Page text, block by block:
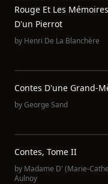
Rouge Et Les Mémoires
D'un Pierrot
by Henri De La Blanchère
Contes D'une Grand-
byGeorge Sand
Contes, Tome II
by Madame D' (Marie-
Aulnoy